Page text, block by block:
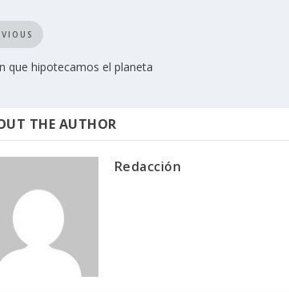
que hipotecamos el planeta
THE AUTHOR
Redacción